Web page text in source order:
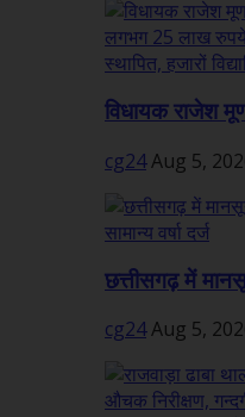
विधायक राजेश
cg24Aug 5,
छत्तीसगढ़ में
cg24Aug 5,